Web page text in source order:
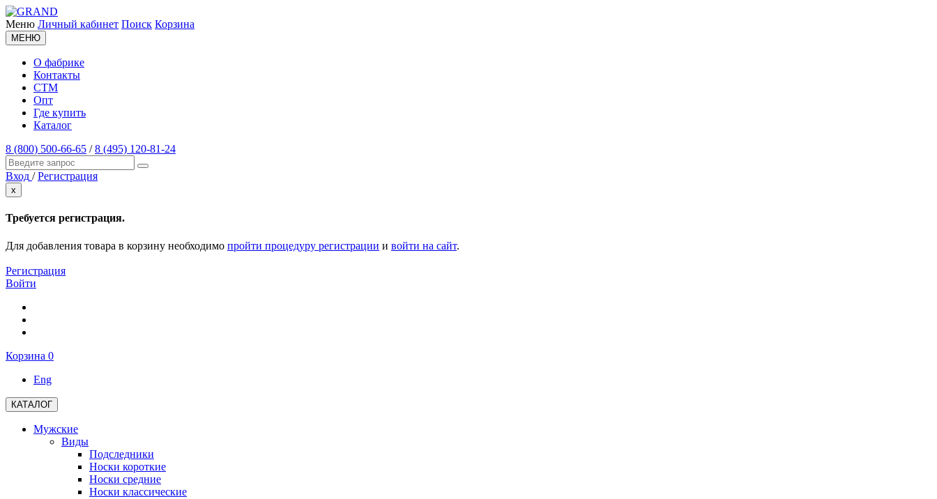
Меню Личный кабинет Поиск Корзина
МЕНЮ
О фабрике
Контакты
СТМ
Опт
Где купить
Каталог
8 (800) 500-66-65 /8 (495) 120-81-24
Вход / Регистрация
x
Требуется регистрация.
Для добавления товара в корзину необходимо пройти процедуру регистрации и войти на сайт.
Регистрация
Войти
Корзина 0
Eng
КАТАЛОГ
Мужские
Виды
Подследники
Носки короткие
Носки средние
Носки классические